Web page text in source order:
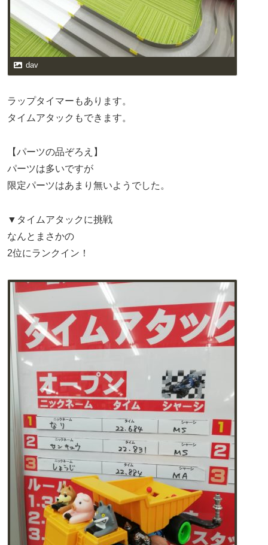
dav
ラップタイマーもあります。
タイムアタックもできます。
【パーツの品ぞろえ】
パーツは多いですが
限定パーツはあまり無いようでした。
▼タイムアタックに挑戦
なんとまさかの
2位にランクイン！